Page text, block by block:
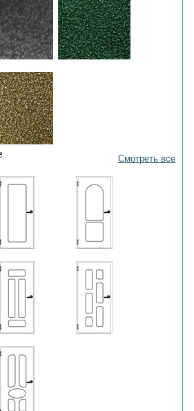
Смотреть все